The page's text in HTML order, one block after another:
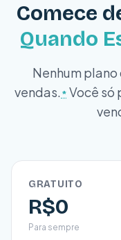
Comece
Quando
Nenhum
vendas. * Você só
GRATUITO
R$0
Para sempre